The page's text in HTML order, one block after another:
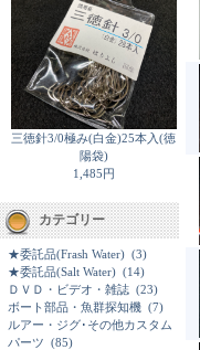
三徳針3/0極み(白金)25本入(徳
陽袋)
1,485円
カテゴリー
★委託品(Frash Water) (3)
★委託品(Salt Water) (14)
ＤＶＤ・ビデオ・雑誌 (23)
ボート部品・魚群探知機 (7)
ルアー・ジグ･その他カスタム
パーツ (85)